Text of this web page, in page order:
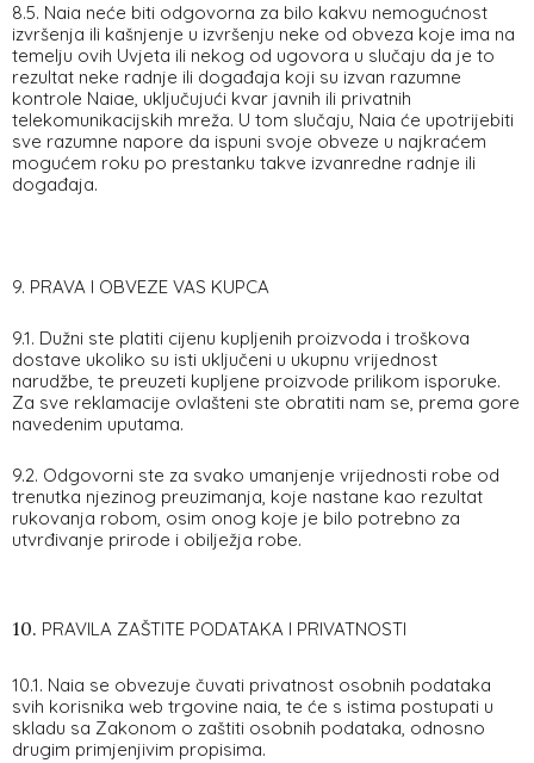
8.5. Naia neće biti odgovorna za bilo kakvu nemogućnost
izvršenja ili kašnjenje u izvršenju neke od obveza koje ima na
temelju ovih Uvjeta ili nekog od ugovora u slučaju da je to
rezultat neke radnje ili događaja koji su izvan razumne
kontrole Naiae, uključujući kvar javnih ili privatnih
telekomunikacijskih mreža. U tom slučaju, Naia će upotrijebiti
sve razumne napore da ispuni svoje obveze u najkraćem
mogućem roku po prestanku takve izvanredne radnje ili
događaja.
9. PRAVA I OBVEZE VAS KUPCA
9.1. Dužni ste platiti cijenu kupljenih proizvoda i troškova
dostave ukoliko su isti uključeni u ukupnu vrijednost
narudžbe, te preuzeti kupljene proizvode prilikom isporuke.
Za sve reklamacije ovlašteni ste obratiti nam se, prema gore
navedenim uputama.
9.2. Odgovorni ste za svako umanjenje vrijednosti robe od
trenutka njezinog preuzimanja, koje nastane kao rezultat
rukovanja robom, osim onog koje je bilo potrebno za
utvrđivanje prirode i obilježja robe.
10. PRAVILA ZAŠTITE PODATAKA I PRIVATNOSTI
10.1. Naia se obvezuje čuvati privatnost osobnih podataka
svih korisnika web trgovine naia, te će s istima postupati u
skladu sa Zakonom o zaštiti osobnih podataka, odnosno
drugim primjenjivim propisima.